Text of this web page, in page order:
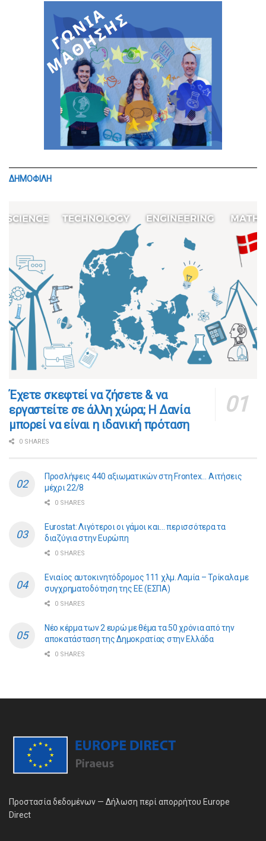
ΔΗΜΟΦΙΛΗ
​​Έχετε σκεφτεί να ζήσετε & να
εργαστείτε σε άλλη χώρα; Η Δανία
μπορεί να είναι η ιδανική πρόταση
0 SHARES
Προσλήψεις 440 αξιωματικών στη Frontex… Αιτήσεις
μέχρι 22/8
0 SHARES
Eurostat: Λιγότεροι οι γάμοι και… περισσότερα τα
διαζύγια στην Ευρώπη
0 SHARES
Ενιαίος αυτοκινητόδρομος 111 χλμ. Λαμία – Τρίκαλα με
συγχρηματοδότηση της ΕE (ΕΣΠΑ)
0 SHARES
Νέο κέρμα των 2 ευρώ με θέμα τα 50 χρόνια από την
αποκατάσταση της Δημοκρατίας στην Ελλάδα
0 SHARES
Προστασία δεδομένων — Δήλωση περί απορρήτου Europe
Direct